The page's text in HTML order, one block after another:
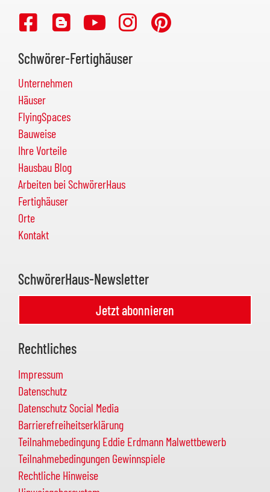
Schwörer-Fertighäuser
Unternehmen
Häuser
FlyingSpaces
Bauweise
Ihre Vorteile
Hausbau Blog
Arbeiten bei SchwörerHaus
Fertighäuser
Orte
Kontakt
SchwörerHaus-Newsletter
Jetzt abonnieren
Rechtliches
Impressum
Datenschutz
Datenschutz Social Media
Barrierefreiheitserklärung
Teilnahmebedingung Eddie Erdmann Malwettbewerb
Teilnahmebedingungen Gewinnspiele
Rechtliche Hinweise